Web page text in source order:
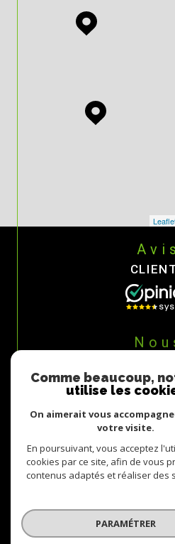
Avis
© 2026 | TOUS DROITS RÉSERVÉS |
NOS LIENS
POLITIQUE
Comme beaucoup,
utilise les
On aimerait vous
votre visite.
En poursuivant, vous acceptez
cookies par ce site, afin de vous
contenus adaptés et réaliser des
PARAMÉTRER